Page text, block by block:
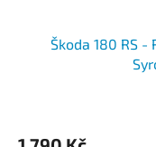
Škoda 180 RS -
produktu